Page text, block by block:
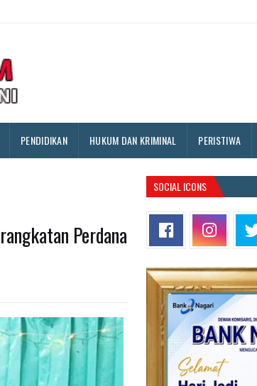
PENDIDIKAN HUKUM DAN KRIMINAL PERISTIWA
Perdana
SOCIAL ICONS